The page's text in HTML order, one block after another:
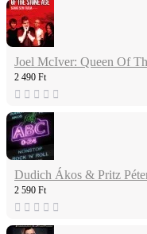
Joel McIver: Queen Of
2 490 Ft
Dudich Ákos & Pritz
2 590 Ft